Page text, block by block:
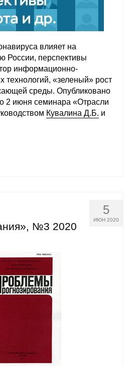
прогноз
промышленного
Климатического
политика и
влияет на
России, перспективы
информационно-
технологий, «зеленый» рост
среды. Опубликовано
2 июня семинара «Отрасли
Кувалина Д.Б. и
5
ИЮН 2020
№3 2020